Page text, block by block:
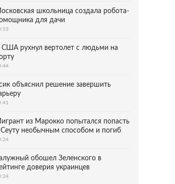
школьница создала робота-
для дачи
США рухнул вертолет с людьми на
объяснил решение завершить
из Марокко попытался попасть
Сеуту необычным способом и погиб
обошел Зеленского в
доверия украинцев